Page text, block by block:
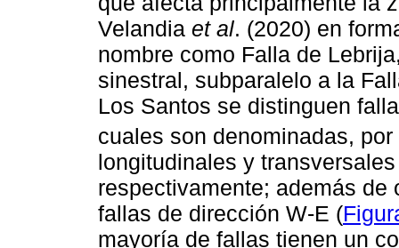
Velandia et al. (2020) en
nombre como Falla de
sinestral, subparalelo a la
Los Santos se distinguen
cuales son denominadas, por
longitudinales y
respectivamente; además de
fallas de dirección W-E (
mayoría de fallas tienen un